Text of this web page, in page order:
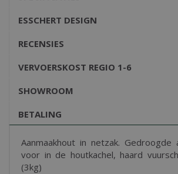
ESSCHERT DESIGN
RECENSIES
VERVOERSKOST REGIO 1-6
SHOWROOM
BETALING
Aanmaakhout in netzak. Gedroogde
voor in de houtkachel, haard
(3kg)